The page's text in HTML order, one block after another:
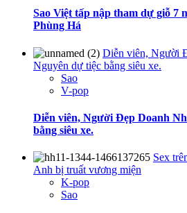
Sao Việt tấp nập tham dự giỗ 7
Phùng Há
Diễn viên, Người
Nguyên dự tiệc bằng siêu xe.
Sao
V-pop
Diễn viên, Người Đẹp Doanh
bằng siêu xe.
Sex
Anh bị truất vương miện
K-pop
Sao